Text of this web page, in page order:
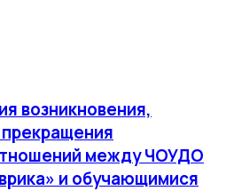
возникновения,
между ЧОУДО
и обучающимися